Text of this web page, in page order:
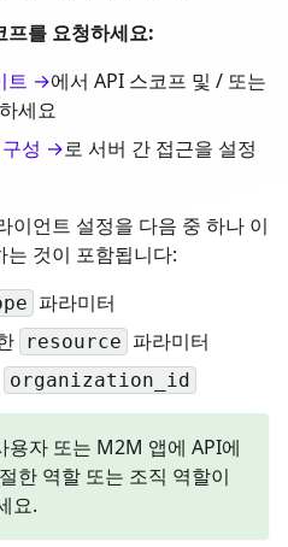
프를 요청하세요:
트 →에서 API 스코프 및 / 또는
세요
구성 →로 서버 간 접근을 설정
이언트 설정을 다음 중 하나 이
것이 포함됩니다:
파라미터
resource 파라미터
organization_id
용자 또는 M2M 앱에 API에
한 역할 또는 조직 역할이
요.